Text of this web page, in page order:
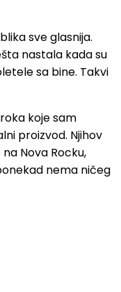
sve glasnija.
nastala kada su
sa bine. Takvi
koje sam
proizvod. Njihov
Nova Rocku,
nema ničeg